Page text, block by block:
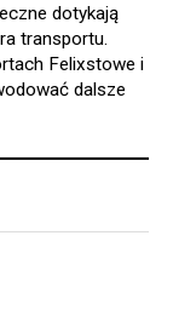
dotykają
transportu.
Felixstowe i
dalsze